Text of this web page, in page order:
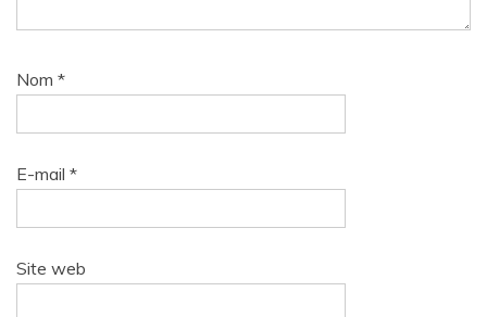
Nom *
E-mail *
Site web